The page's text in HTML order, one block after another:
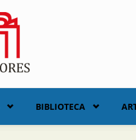
BIBLIOTECA